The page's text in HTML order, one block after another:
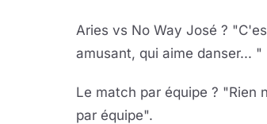
Aries vs No Way José ?
amusant, qui aime danser... "
Le match par équipe ? "Rien
par équipe".